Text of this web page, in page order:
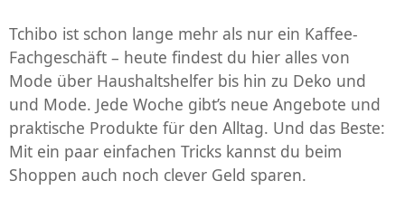
Tchibo ist schon lange mehr als nur ein Kaffee-
Fachgeschäft – heute findest du hier alles von
Mode über Haushaltshelfer bis hin zu Deko und
und Mode. Jede Woche gibt’s neue Angebote und
praktische Produkte für den Alltag. Und das Beste:
Mit ein paar einfachen Tricks kannst du beim
Shoppen auch noch clever Geld sparen.